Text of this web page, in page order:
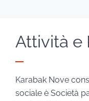
Attività e
Karabak Nove
sociale è Società